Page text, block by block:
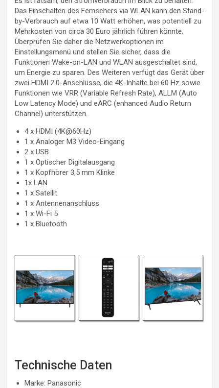
Das Einschalten des Fernsehers via WLAN kann den Stand-
by-Verbrauch auf etwa 10 Watt erhöhen, was potentiell zu
Mehrkosten von circa 30 Euro jährlich führen könnte.
Überprüfen Sie daher die Netzwerkoptionen im
Einstellungsmenü und stellen Sie sicher, dass die
Funktionen Wake-on-LAN und WLAN ausgeschaltet sind,
um Energie zu sparen. Des Weiteren verfügt das Gerät über
zwei HDMI 2.0-Anschlüsse, die 4K-Inhalte bei 60 Hz sowie
Funktionen wie VRR (Variable Refresh Rate), ALLM (Auto
Low Latency Mode) und eARC (enhanced Audio Return
Channel) unterstützen.
4 x HDMI (4K@60Hz)
1 x Analoger M3 Video-Eingang
2 x USB
1 x Optischer Digitalausgang
1 x Kopfhörer 3,5 mm Klinke
1x LAN
1 x Satellit
1 x Antennenanschluss
1 x Wi-Fi 5
1 x Bluetooth
Technische Daten
Marke: Panasonic